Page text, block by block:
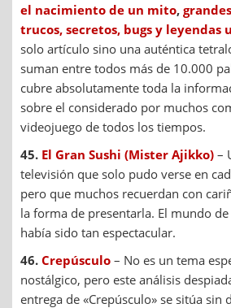
el nacimiento de un mito,
trucos, secretos, bugs y leyendas
solo artículo sino una auténtica
suman entre todos más de 10.000
cubre absolutamente toda la
sobre el considerado por muchos
videojuego de todos los tiempos.
45. El Gran Sushi (Mister Ajikko) –
televisión que solo pudo verse en
pero que muchos recuerdan con
la forma de presentarla. El mundo
había sido tan espectacular.
46. Crepúsculo – No es un tema
nostálgico, pero este análisis
entrega de «Crepúsculo» se sitúa